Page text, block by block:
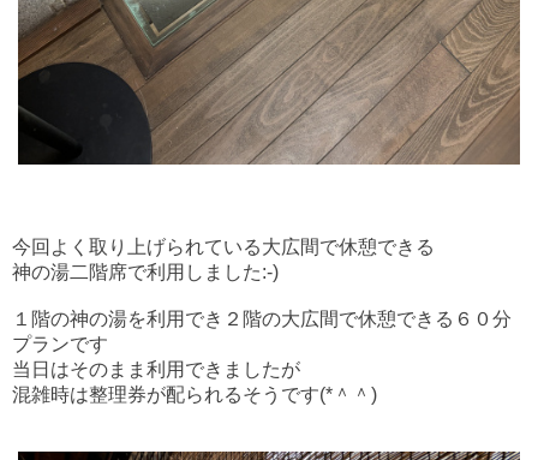
今回よく取り上げられている大広間で休憩できる
神の湯二階席で利用しました:-)
１階の神の湯を利用でき２階の大広間で休憩できる６０分
プランです
当日はそのまま利用できましたが
混雑時は整理券が配られるそうです(*＾＾)